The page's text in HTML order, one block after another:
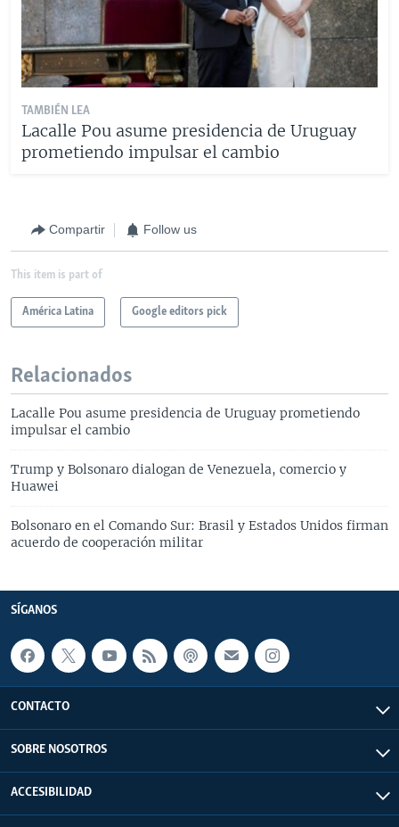
TAMBIÉN LEA
Lacalle Pou asume presidencia de Uruguay
prometiendo impulsar el cambio
Compartir Follow us
This item is part of
América Latina Google editors pick
Relacionados
Lacalle Pou asume presidencia de Uruguay prometiendo
impulsar el cambio
Trump y Bolsonaro dialogan de Venezuela, comercio y
Huawei
Bolsonaro en el Comando Sur: Brasil y Estados Unidos firman
acuerdo de cooperación militar
SÍGANOS
CONTACTO
SOBRE NOSOTROS
ACCESIBILIDAD